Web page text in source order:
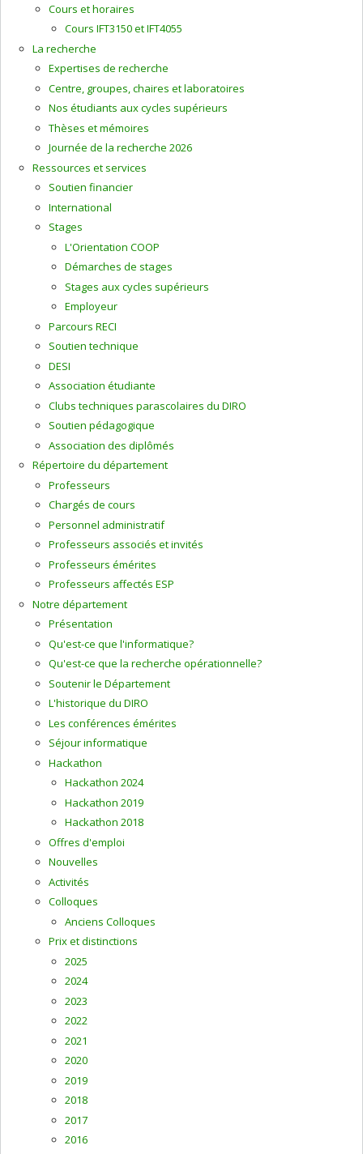
Cours et horaires
Cours IFT3150 et IFT4055
La recherche
Expertises de recherche
Centre, groupes, chaires et laboratoires
Nos étudiants aux cycles supérieurs
Thèses et mémoires
Journée de la recherche 2026
Ressources et services
Soutien financier
International
Stages
L'Orientation COOP
Démarches de stages
Stages aux cycles supérieurs
Employeur
Parcours RECI
Soutien technique
DESI
Association étudiante
Clubs techniques parascolaires du DIRO
Soutien pédagogique
Association des diplômés
Répertoire du département
Professeurs
Chargés de cours
Personnel administratif
Professeurs associés et invités
Professeurs émérites
Professeurs affectés ESP
Notre département
Présentation
Qu'est-ce que l'informatique?
Qu'est-ce que la recherche opérationnelle?
Soutenir le Département
L'historique du DIRO
Les conférences émérites
Séjour informatique
Hackathon
Hackathon 2024
Hackathon 2019
Hackathon 2018
Offres d'emploi
Nouvelles
Activités
Colloques
Anciens Colloques
Prix et distinctions
2025
2024
2023
2022
2021
2020
2019
2018
2017
2016